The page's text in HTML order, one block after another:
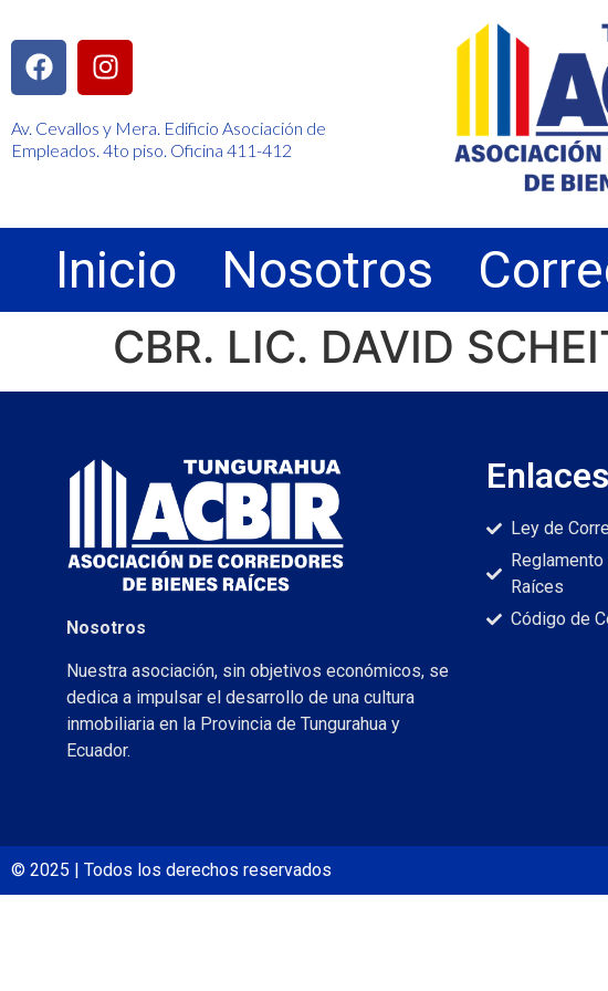
Av. Cevallos y Mera. Edificio Asociación de
Empleados. 4to piso. Oficina 411-412
Inicio Nosotros
CBR. LIC. DAVID
Nosotros
Nuestra asociación, sin objetivos económicos, se
dedica a impulsar el desarrollo de una cultura
inmobiliaria en la Provincia de Tungurahua y
Ecuador.
Ley de
Raíces
Código de
© 2025 | Todos los derechos reservados